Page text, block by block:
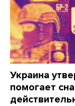
Украина
помогает